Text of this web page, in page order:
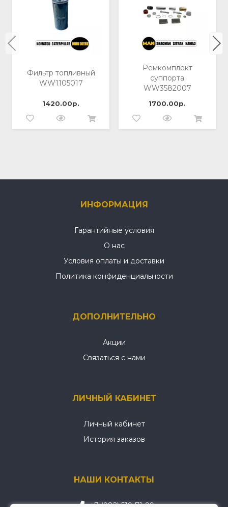
Фильтр топливный
WW1105017
1420.00р.
Ремкомплект
суппорта
WW3582007
1700.00р.
ИНФОРМАЦИЯ
Гарантийные условия
О нас
Условия оплаты и доставки
Политика конфиденциальности
ДОПОЛНИТЕЛЬНО
Акции
Связаться с нами
ЛИЧНЫЙ КАБИНЕТ
Личный кабинет
История заказов
НАШИ КОНТАКТЫ